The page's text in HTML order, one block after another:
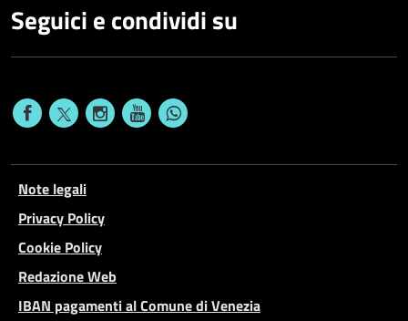
Seguici e condividi su
Note legali
Privacy Policy
Cookie Policy
Redazione Web
IBAN pagamenti al Comune di Venezia